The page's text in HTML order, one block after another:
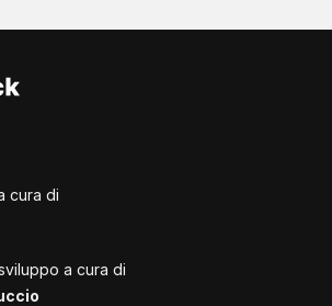
cura di
a cura di